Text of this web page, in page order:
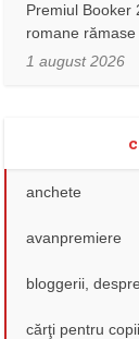
Premiul Booker
romane
1 august 2026
anchete
avanpremiere
bloggerii,
cărţi pentru copii